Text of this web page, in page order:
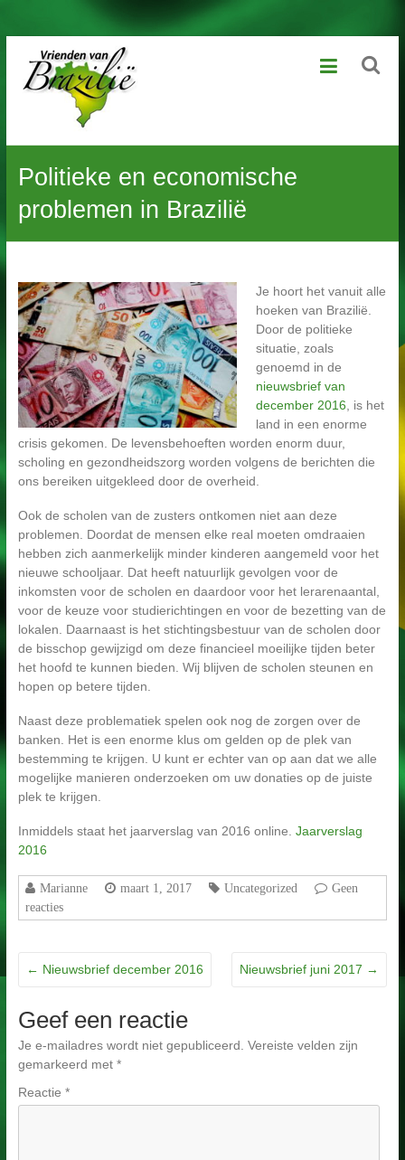
naarVrienden
van
Brazilië
van
leven,
dat
ook
beleven
Politieke en economische
problemen in Brazilië
Je hoort het vanuit alle
hoeken van Brazilië.
Door de politieke
situatie, zoals
genoemd in de
nieuwsbrief van
december 2016 , is het
land in een enorme
crisis gekomen. De levensbehoeften worden enorm duur,
scholing en gezondheidszorg worden volgens de berichten die
ons bereiken uitgekleed door de overheid.
Ook de scholen van de zusters ontkomen niet aan deze
problemen. Doordat de mensen elke real moeten omdraaien
hebben zich aanmerkelijk minder kinderen aangemeld voor het
nieuwe schooljaar. Dat heeft natuurlijk gevolgen voor de
inkomsten voor de scholen en daardoor voor het lerarenaantal,
voor de keuze voor studierichtingen en voor de bezetting van de
lokalen. Daarnaast is het stichtingsbestuur van de scholen door
de bisschop gewijzigd om deze financieel moeilijke tijden beter
het hoofd te kunnen bieden. Wij blijven de scholen steunen en
hopen op betere tijden.
Naast deze problematiek spelen ook nog de zorgen over de
banken. Het is een enorme klus om gelden op de plek van
bestemming te krijgen. U kunt er echter van op aan dat we alle
mogelijke manieren onderzoeken om uw donaties op de juiste
plek te krijgen.
Inmiddels staat het jaarverslag van 2016 online. Jaarverslag
2016
Marianne maart 1, 2017 Uncategorized
Geen
reacties
← Nieuwsbrief december 2016 Nieuwsbrief juni 2017 →
Geef een reactie
Je e-mailadres wordt niet gepubliceerd. Vereiste velden zijn
gemarkeerd met *
Reactie *